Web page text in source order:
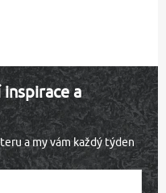
a
a my vám každý týden